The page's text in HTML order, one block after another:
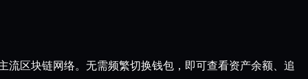
流区块链网络。无需频繁切换钱包，即可查看资产余额、追